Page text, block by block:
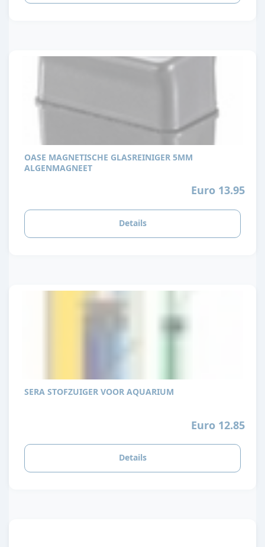
OASE MAGNETISCHE GLASREINIGER 5MM
ALGENMAGNEET
Euro 13.95
Details
SERA STOFZUIGER VOOR AQUARIUM
Euro 12.85
Details